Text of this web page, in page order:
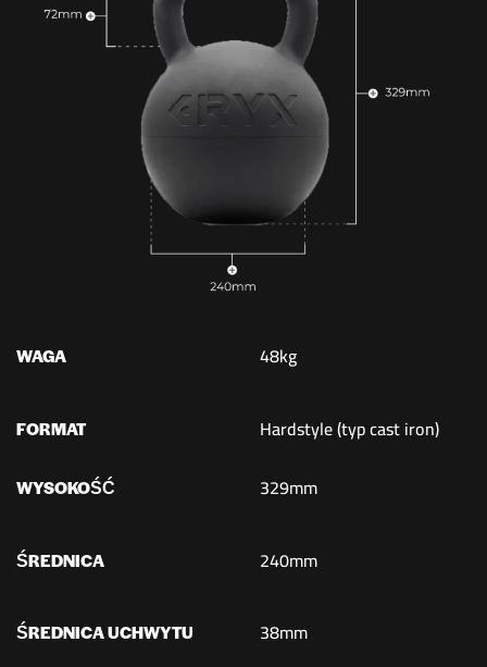
WAGA 48kg
FORMAT Hardstyle (typ cast iron)
WYSOKOŚĆ 329mm
ŚREDNICA 240mm
ŚREDNICA UCHWYTU 38mm